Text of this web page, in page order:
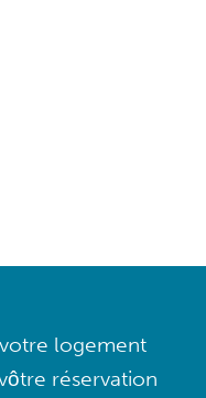
logement
réservation